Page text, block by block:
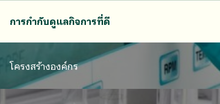
การกำกับดูแลกิจการที่ดี
โครงสร้างองค์กร